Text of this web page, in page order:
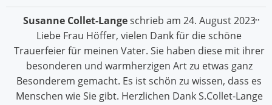
Susanne Collet-Langeschrieb am 24. August 2023
Liebe Frau Höffer, vielen Dank für die schöne
Trauerfeier für meinen Vater. Sie haben diese mit ihrer
besonderen und warmherzigen Art zu etwas ganz
Besonderem gemacht. Es ist schön zu wissen, dass es
Menschen wie Sie gibt. Herzlichen Dank S.Collet-Lange
...